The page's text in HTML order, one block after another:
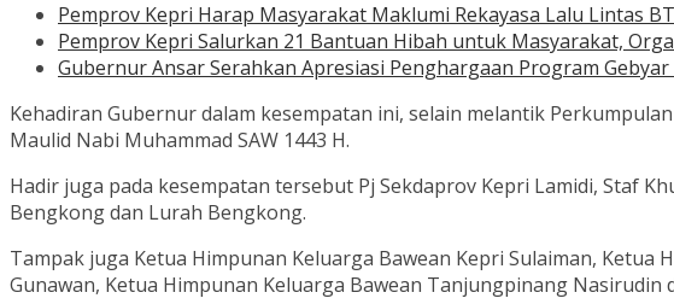
Pemprov Kepri Harap Masyarakat Maklumi Rekayasa Lalu Lintas
Pemprov Kepri Salurkan 21 Bantuan Hibah untuk Masyarakat,
Gubernur Ansar Serahkan Apresiasi Penghargaan Program Gebyar
Kehadiran Gubernur dalam kesempatan ini, selain melantik
Maulid Nabi Muhammad SAW 1443 H.
Hadir juga pada kesempatan tersebut Pj Sekdaprov Kepri Lamidi, Staf
Bengkong dan Lurah Bengkong.
Tampak juga Ketua Himpunan Keluarga Bawean Kepri Sulaiman,
Gunawan, Ketua Himpunan Keluarga Bawean Tanjungpinang Nasirudin